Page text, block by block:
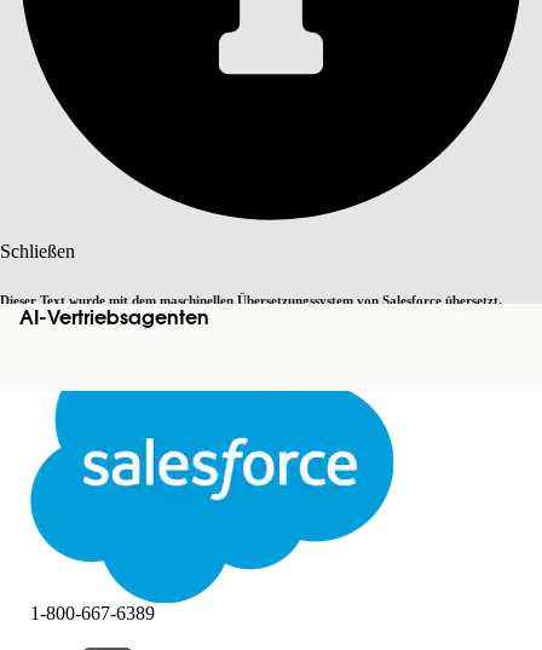
Schließen
Dieser Text wurde mit dem maschinellen Übersetzungssystem von Salesforce übersetzt.
Weitere Details finden Siehier. Zu Englisch wechseln
Schließen
AI-Vertriebsagenten
1-800-667-6389